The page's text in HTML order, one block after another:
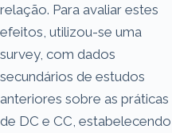
relação. Para avaliar estes
efeitos, utilizou-se uma
survey, com dados
secundários de estudos
anteriores sobre as práticas
de DC e CC, estabelecendo